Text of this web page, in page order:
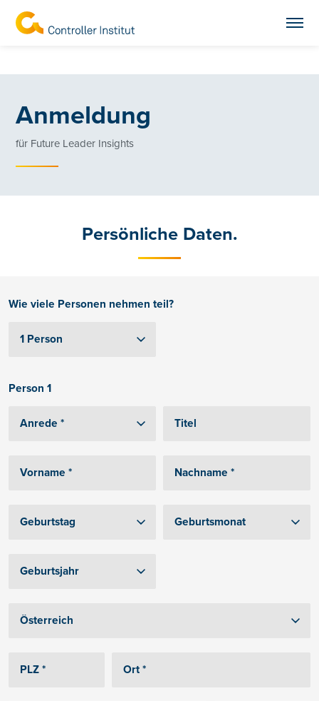
Anmeldung
für Future Leader Insights
Persönliche Daten.
Wie viele Personen nehmen teil?
Person 1